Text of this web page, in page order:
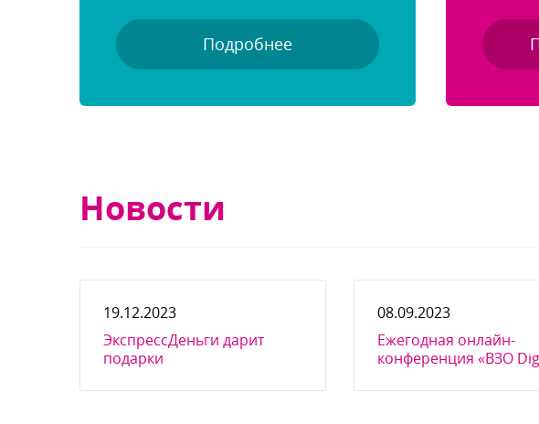
Подробнее
Новости
19.12.2023
ЭкспрессДеньги дарит
подарки
08.09.2023
Ежегодная онлайн-
конференция «ВЗО